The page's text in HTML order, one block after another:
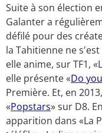
Suite à son élection
Galanter a
défilé pour des
la Tahitienne ne s'est
elle anime, sur TF1,
elle présente «Do
Première. Et, en
«Popstars» sur D8.
apparition dans «La